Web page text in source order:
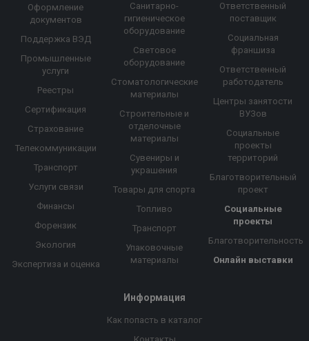
Оформление
документов
Поддержка ВЭД
Промышленные
услуги
Реестры
Сертификация
Страхование
Телекоммуникации
Транспорт
Услуги связи
Финансы
Форензик
Экология
Экспертиза и оценка
Санитарно-
гигиеническое
оборудование
Световое
оборудование
Стоматологические
материалы
Строительные и
отделочные
материалы
Сувениры и
украшения
Товары для спорта
Топливо
Транспорт
Упаковочные
материалы
Ответственный
поставщик
Социальная
франшиза
Ответственный
работодатель
Центры занятости
ВУЗов
Социальные
проекты
территорий
Благотворительный
проект
Социальные
проекты
Благотворительность
Онлайн выставки
Информация
Как попасть в каталог